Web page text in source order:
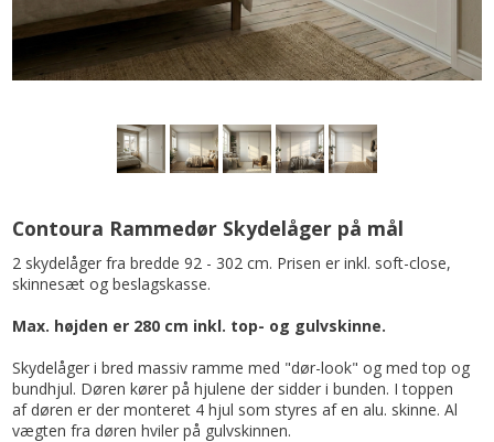
Contoura Rammedør Skydelåger på mål
2 skydelåger fra bredde 92 - 302 cm. Prisen er inkl. soft-close,
skinnesæt og beslagskasse.
Max. højden er 280 cm inkl. top- og gulvskinne.
Skydelåger i bred massiv ramme med "dør-look" og med top og
bundhjul. Døren kører på hjulene der sidder i bunden. I toppen
af døren er der monteret 4 hjul som styres af en alu. skinne. Al
vægten fra døren hviler på gulvskinnen.